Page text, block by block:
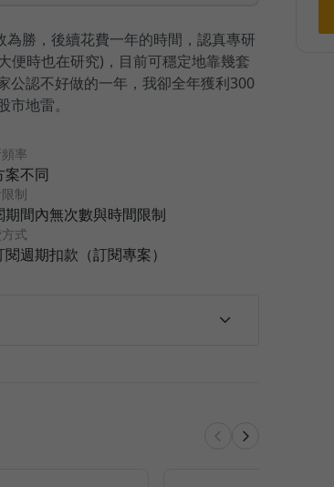
勝，後續花費一年的時間，認真專研
便時也在研究)，目前可穩定地靠幾套
公認不好做的一年，我卻全年獲利300
地雷。
率
案不同
制
期間內無次數與時間限制
式
閱週期扣款（訂閱專案）
股市筆記 🔥